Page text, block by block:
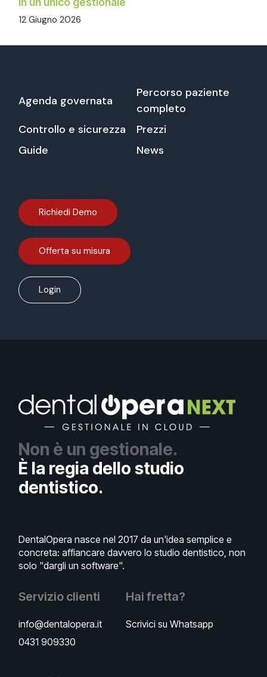
12 Giugno 2026
Agenda governata
Percorso paziente
completo
Controllo e sicurezza
Prezzi
Guide
News
Richiedi Demo
Offerta su misura
Login
Non è un gestionale.
È la regia dello studio
dentistico.
DentalOpera nasce nel 2017 da un'idea semplice e
concreta: affiancare davvero lo studio dentistico, non
solo "dargli un software".
Servizio clienti
info@dentalopera.it
0431 909330
Hai fretta?
Scrivici su Whatsapp